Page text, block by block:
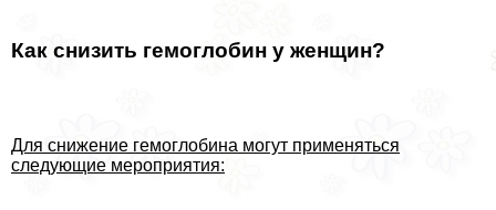
Как снизить гемоглобин у женщин?
Для снижение гемоглобина могут применяться
следующие мероприятия: